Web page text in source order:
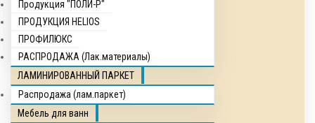
Продукция "ПОЛИ-Р"
ПРОДУКЦИЯ HELIOS
ПРОФИЛЮКС
РАСПРОДАЖА (Лак.материалы)
ЛАМИНИРОВАННЫЙ ПАРКЕТ
Распродажа (лам.паркет)
Мебель для ванн